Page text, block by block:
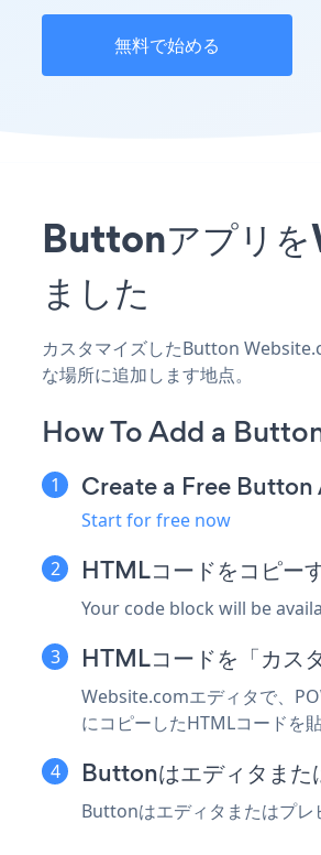
無料で始める
Buttonアプリを
ました
カスタマイズしたButton
な場所に追加します地点。
How To Add a
Create a Free Button
Start for free now
HTMLコードをコピー
Your code block will be
HTMLコードを「カス
Website.comエディタで、
にコピーしたHTMLコードを
Buttonはエディタまた
Buttonはエディタまたはプレ